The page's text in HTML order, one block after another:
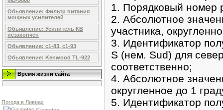
Обьявление: Фильтр питания
мощных усилителей
Обьявление: Усилитель КВ
незакончен
Обьявление: с1-83, с1-93
Обьявление: Kenwood TL-922
Время жизни сайта
Погода в Ливнах
1. Порядковый номер
2. Абсолютное
участника,
3. Идентификатор
S (нем. Sud) для
соответственно;
4. Абсолютное
округленное до 1
5. Идентификатор